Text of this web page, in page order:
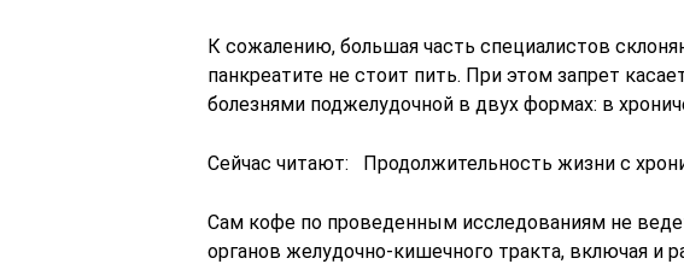
К сожалению, большая часть специалистов
панкреатите не стоит пить. При этом запрет
болезнями поджелудочной в двух формах: в
Сейчас читают: Продолжительность жизни с
Сам кофе по проведенным исследованиям не
органов желудочно-кишечного тракта, включая и